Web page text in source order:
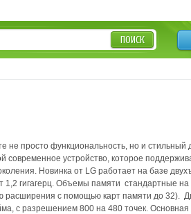
ПОИСК
не просто функциональность, но и стильный
современное устройство, которое
Новинка от LG работает на базе
1,2 гигагерц. Объемы памяти ­ стандартные
расширения с помощью карт памяти до 32).
с разрешением 800 на 480 точек. Основная